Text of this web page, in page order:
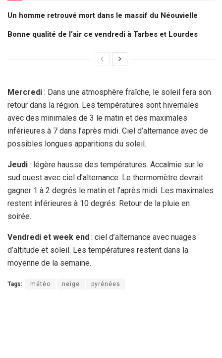
Un homme retrouvé mort dans le massif du Néouvielle
Bonne qualité de l’air ce vendredi à Tarbes et Lourdes
Mercredi : Dans une atmosphère fraîche, le soleil fera son
retour dans la région. Les températures sont hivernales
avec des minimales de 3 le matin et des maximales
inférieures à 7 dans l’après midi. Ciel d’alternance avec de
possibles longues apparitions du soleil.
Jeudi : légère hausse des températures. Accalmie sur le
sud ouest avec ciel d’alternance. Le thermomètre devrait
gagner 1 à 2 degrés le matin et l’après midi. Les maximales
restent inférieures à 10 degrés. Retour de la pluie en
soirée.
Vendredi et week end : ciel d’alternance avec nuages
d’altitude et soleil. Les températures restent dans la
moyenne de la semaine.
Tags: météo neige pyrénées